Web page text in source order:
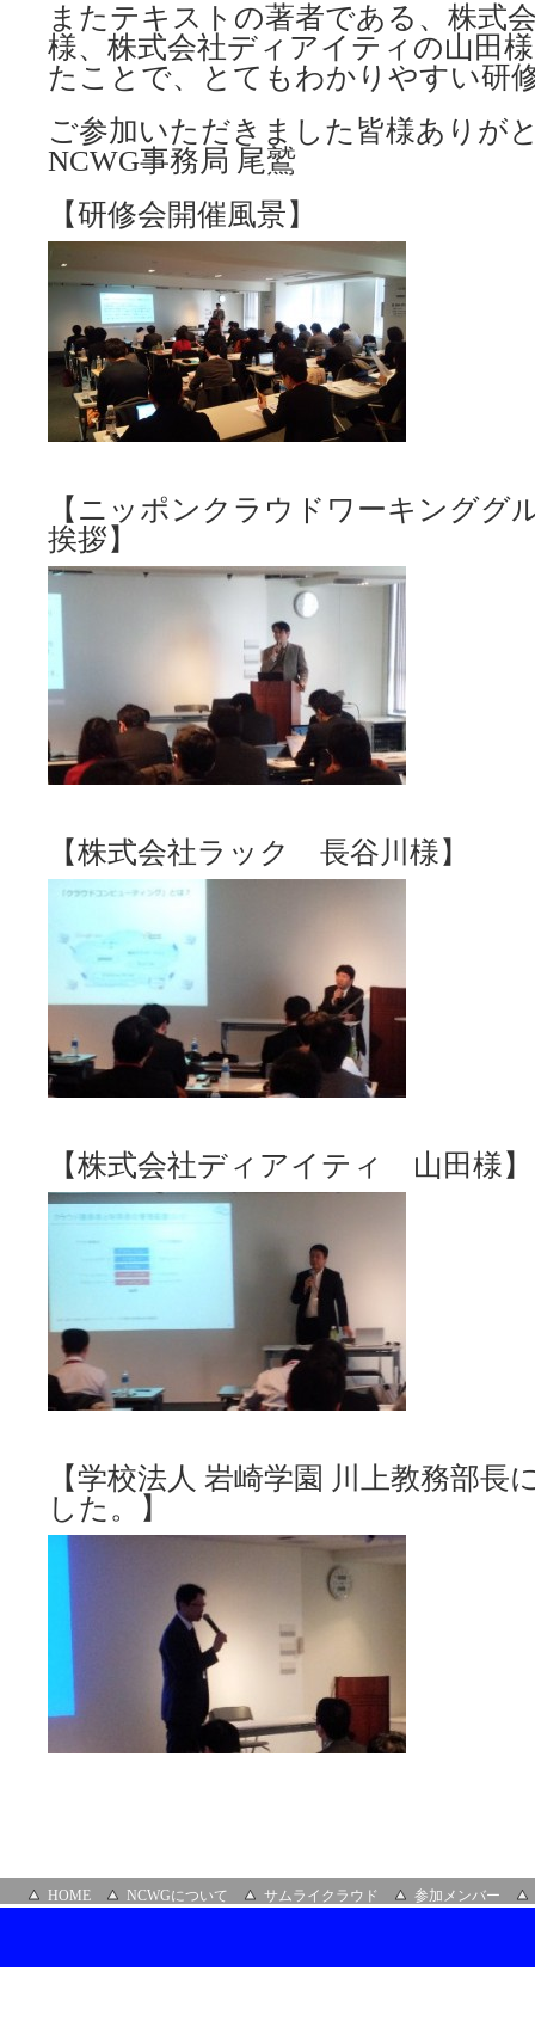
またテキストの著者である、株式
様、株式会社ディアイティの山田
たことで、とてもわかりやすい研
ご参加いただきました皆様ありが
NCWG事務局 尾鷲
【研修会開催風景】
【ニッポンクラウドワーキンググ
挨拶】
【株式会社ラック 長谷川様】
【株式会社ディアイティ 山田様】
【学校法人 岩崎学園 川上教務部長
した。】
HOME NCWGについて サムライクラウド 参加メンバー